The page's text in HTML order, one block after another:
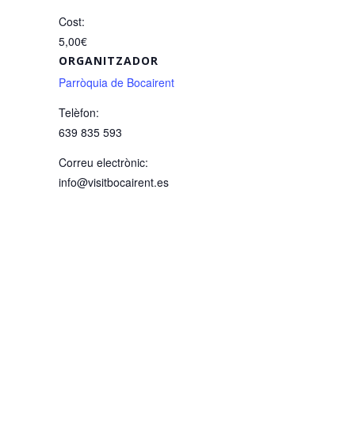
Cost:
5,00€
ORGANITZADOR
Parròquia de Bocairent
Telèfon:
639 835 593
Correu electrònic:
info@visitbocairent.es